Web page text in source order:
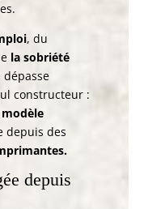
, du
la sobriété
constructeur :
modèle
des
depuis